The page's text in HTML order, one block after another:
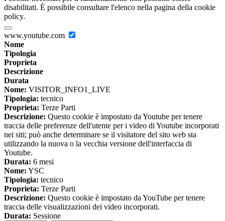
disabilitati. È possibile consultare l'elenco nella pagina della cookie
policy.
www.youtube.com
Nome
Tipologia
Proprieta
Descrizione
Durata
Nome: VISITOR_INFO1_LIVE
Tipologia: tecnico
Proprieta: Terze Parti
Descrizione: Questo cookie è impostato da Youtube per tenere
traccia delle preferenze dell'utente per i video di Youtube incorporati
nei siti; può anche determinare se il visitatore del sito web sta
utilizzando la nuova o la vecchia versione dell'interfaccia di
Youtube.
Durata: 6 mesi
Nome: YSC
Tipologia: tecnico
Proprieta: Terze Parti
Descrizione: Questo cookie è impostato da YouTube per tenere
traccia delle visualizzazioni dei video incorporati.
Durata: Sessione